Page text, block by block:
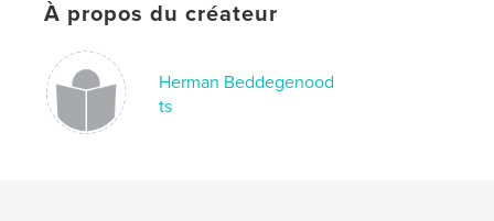
À propos du créateur
Herman Beddegenood
ts